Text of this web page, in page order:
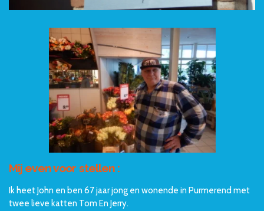
Mij even voor stellen :
Ik heet John en ben 67 jaar jong en wonende in Purmerend met
twee lieve katten Tom En Jerry.